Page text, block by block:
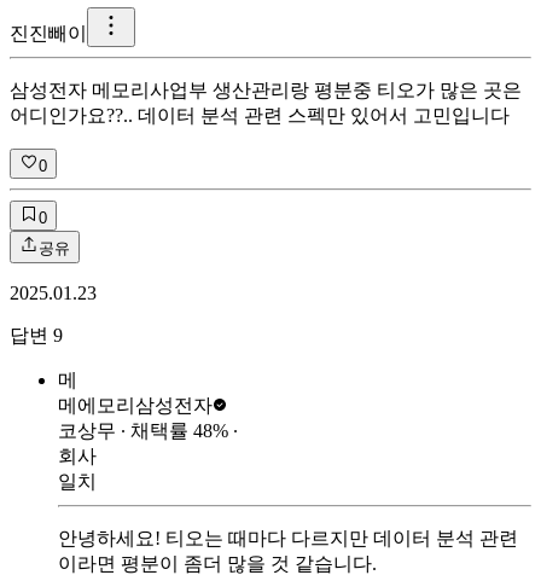
진진빼이
삼성전자 메모리사업부 생산관리랑 평분중 티오가 많은 곳은
어디인가요??.. 데이터 분석 관련 스펙만 있어서 고민입니다
0
0
공유
2025.01.23
답변 9
메
메에모리 삼성전자
코상무 ∙ 채택률 48% ∙
회사
일치
안녕하세요! 티오는 때마다 다르지만 데이터 분석 관련
이라면 평분이 좀더 많을 것 같습니다.